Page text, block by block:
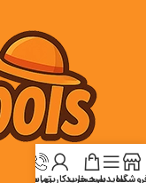
سایدبارسبد خرید
حساب کاربری من
تماس